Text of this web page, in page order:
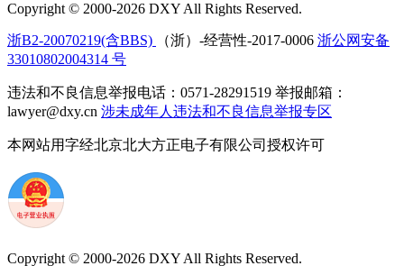
Copyright © 2000-2026 DXY All Rights Reserved.
浙B2-20070219(含BBS) （浙）-经营性-2017-0006 浙公网安备
33010802004314 号
违法和不良信息举报电话：0571-28291519 举报邮箱：
lawyer@dxy.cn 涉未成年人违法和不良信息举报专区
本网站用字经北京北大方正电子有限公司授权许可
Copyright © 2000-2026 DXY All Rights Reserved.